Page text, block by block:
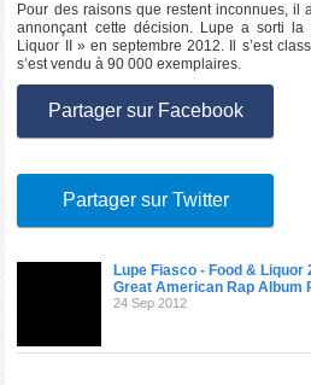
Pour des raisons que restent inconnues, il
annonçant cette décision. Lupe a sorti
Liquor II » en septembre 2012. Il s’est
s’est vendu à 90 000 exemplaires.
Partager sur Facebook
Partager sur Twitter
Lupe Fiasco - Food & Liquor
Great American Rap Album
24 Sep 2012